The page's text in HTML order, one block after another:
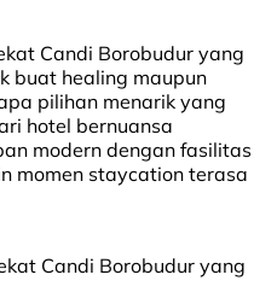
Candi Borobudur yang
buat healing maupun
pilihan menarik yang
hotel bernuansa
modern dengan fasilitas
momen staycation terasa
Candi Borobudur yang